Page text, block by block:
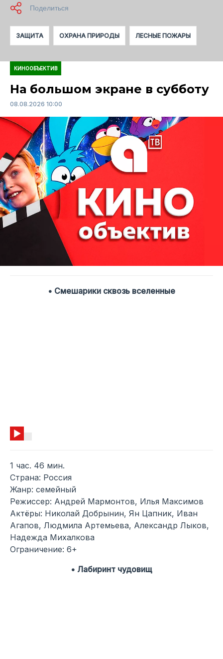
ЗАЩИТА ОХРАНА ПРИРОДЫ ЛЕСНЫЕ ПОЖАРЫ
КИНООБЪЕКТИВ
На большом экране в субботу
08.08.2026 10:00
• Смешарики сквозь вселенные
1 час. 46 мин.
Страна: Россия
Жанр: семейный
Режиссер: Андрей Мармонтов, Илья Максимов
Актёры: Николай Добрынин, Ян Цапник, Иван
Агапов, Людмила Артемьева, Александр Лыков,
Надежда Михалкова
Ограничение: 6+
• Лабиринт чудовищ